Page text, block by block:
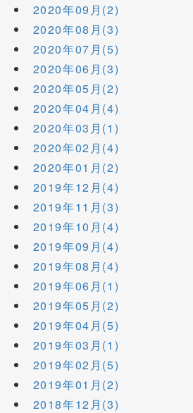
2020年09月(2)
2020年08月(3)
2020年07月(5)
2020年06月(3)
2020年05月(2)
2020年04月(4)
2020年03月(1)
2020年02月(4)
2020年01月(2)
2019年12月(4)
2019年11月(3)
2019年10月(4)
2019年09月(4)
2019年08月(4)
2019年06月(1)
2019年05月(2)
2019年04月(5)
2019年03月(1)
2019年02月(5)
2019年01月(2)
2018年12月(3)